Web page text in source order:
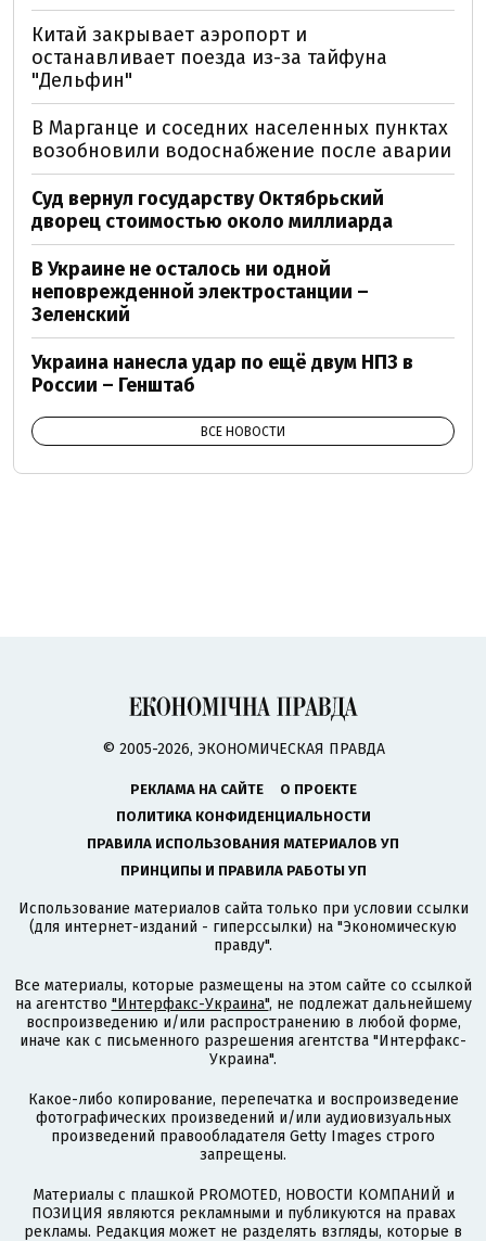
Китай закрывает аэропорт и
останавливает поезда из-за тайфуна
"Дельфин"
В Марганце и соседних населенных пунктах
возобновили водоснабжение после аварии
Суд вернул государству Октябрьский
дворец стоимостью около миллиарда
В Украине не осталось ни одной
неповрежденной электростанции –
Зеленский
Украина нанесла удар по ещё двум НПЗ в
России – Генштаб
ВСЕ НОВОСТИ
© 2005-2026, ЭКОНОМИЧЕСКАЯ ПРАВДА
РЕКЛАМА НА САЙТЕ
О ПРОЕКТЕ
ПОЛИТИКА КОНФИДЕНЦИАЛЬНОСТИ
ПРАВИЛА ИСПОЛЬЗОВАНИЯ МАТЕРИАЛОВ УП
ПРИНЦИПЫ И ПРАВИЛА РАБОТЫ УП
Использование материалов сайта только при условии ссылки
(для интернет-изданий - гиперссылки) на "Экономическую
правду".
Все материалы, которые размещены на этом сайте со ссылкой
на агентство "Интерфакс-Украина", не подлежат дальнейшему
воспроизведению и/или распространению в любой форме,
иначе как с письменного разрешения агентства "Интерфакс-
Украина".
Какое-либо копирование, перепечатка и воспроизведение
фотографических произведений и/или аудиовизуальных
произведений правообладателя Getty Images строго
запрещены.
Материалы с плашкой PROMOTED, НОВОСТИ КОМПАНИЙ и
ПОЗИЦИЯ являются рекламными и публикуются на правах
рекламы. Редакция может не разделять взгляды, которые в